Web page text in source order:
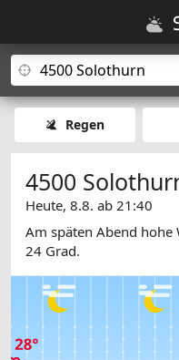
Regen
4500
Heute, 8.8. ab 21:40
Am späten Abend hohe
24 Grad.